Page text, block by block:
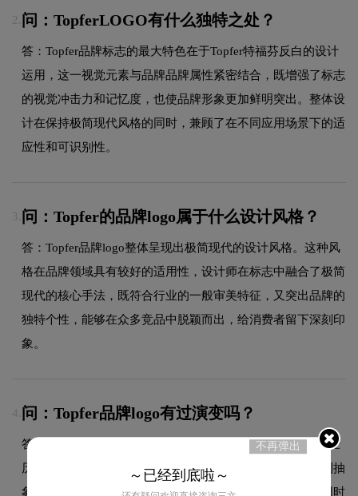
2. 问：TopferLOGO有什么独特之处？
答：Topfer品牌标志的最大特色在于Topfer特福芬反白的设计
运用，这一视觉元素与品牌品牌属性紧密结合，既增强了标志
的视觉冲击力和记忆度，也使品牌形象更加鲜明突出。整体设
计在保持极简现代风格的同时，兼顾了在不同应用场景下的适
应性和可识别性。
3. 问：Topfer的品牌logo属于什么设计风格？
答：Topfer品牌logo整体呈现出极简现代的设计风格。这种风
格在品牌领域具有较好的适用性，设计师在标志中融合了极简
现代的核心手法，既符合行业的一般审美特征，又突出品牌的
独特个性，能够在众多竞品中脱颖而出，给消费者留下深刻印
象。
4. 问：Topfer品牌logo有过演变吗？
答：作为品牌领域的品牌，Topfer的品牌logo在发展过程中经
历了持续优化与迭代，整体呈现出从复杂到简约、从具象到抽
象的现代化演变趋势。每一次更新都紧跟时代审美潮流，同时
不再弹出
～已经到底啦～